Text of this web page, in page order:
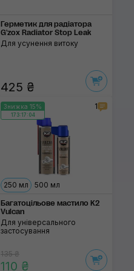
Герметик для радіатора
G'zox Radiator Stop Leak
Для усунення витоку
425 ₴
Знижка 15%
173:17:03
1
250 мл 500 мл
Багатоцільове мастило K2
Vulcan
Для універсального
застосування
135 ₴
110 ₴